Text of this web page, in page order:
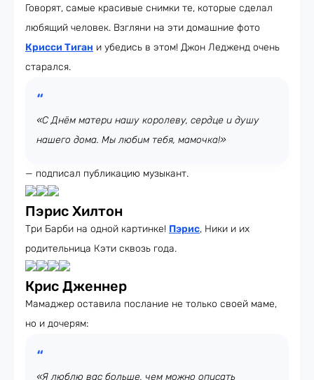
Говорят, самые красивые снимки те, которые сделал
любящий человек. Взгляни на эти домашние фото
Крисси Тиган и убедись в этом! Джон Ледженд очень
старался.
«С Днём матери нашу королеву, сердце и душу
нашего дома. Мы любим тебя, мамочка!»
— подписал публикацию музыкант.
Пэрис Хилтон
Три Барби на одной картинке! Пэрис, Ники и их
родительница Кэти сквозь года.
Крис Дженнер
Мамаджер оставила послание не только своей маме,
но и дочерям:
«Я люблю вас больше, чем можно описать